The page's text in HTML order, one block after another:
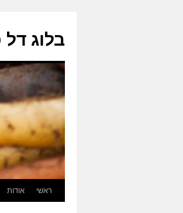
בלוג
לדלג
ראשי אודות